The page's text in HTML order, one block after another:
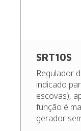
SRT10S
Regulador
indicado
escovas),
função é
gerador